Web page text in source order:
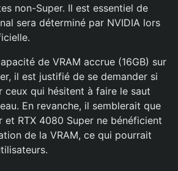
non-Super. Il est essentiel de
sera déterminé par NVIDIA lors
de VRAM accrue (16GB) sur
il est justifié de se demander si
qui hésitent à faire le saut
En revanche, il semblerait que
et RTX 4080 Super ne bénéficient
de la VRAM, ce qui pourrait